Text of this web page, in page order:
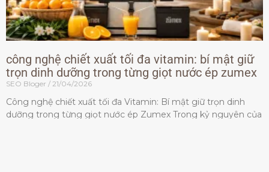
công nghệ chiết xuất tối đa vitamin: bí mật giữ
trọn dinh dưỡng trong từng giọt nước ép zumex
SEO Bloger 21/04/2026
Công nghệ chiết xuất tối đa Vitamin: Bí mật giữ trọn dinh
dưỡng trong từng giọt nước ép Zumex Trong kỷ nguyên của